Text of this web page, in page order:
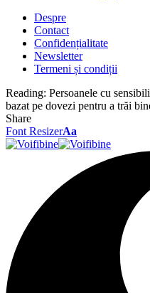
Despre
Contact
Confidențialitate
Newsletter
Termeni și condiții
Reading: Persoanele cu
bazat pe dovezi pentru a trăi
Share
Font ResizerAa